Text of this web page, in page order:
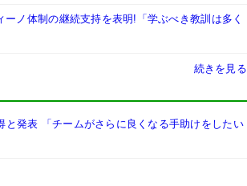
ーノ体制の継続支持を表明!「学ぶべき教訓は多く
続きを見る
発表 「チームがさらに良くなる手助けをしたい